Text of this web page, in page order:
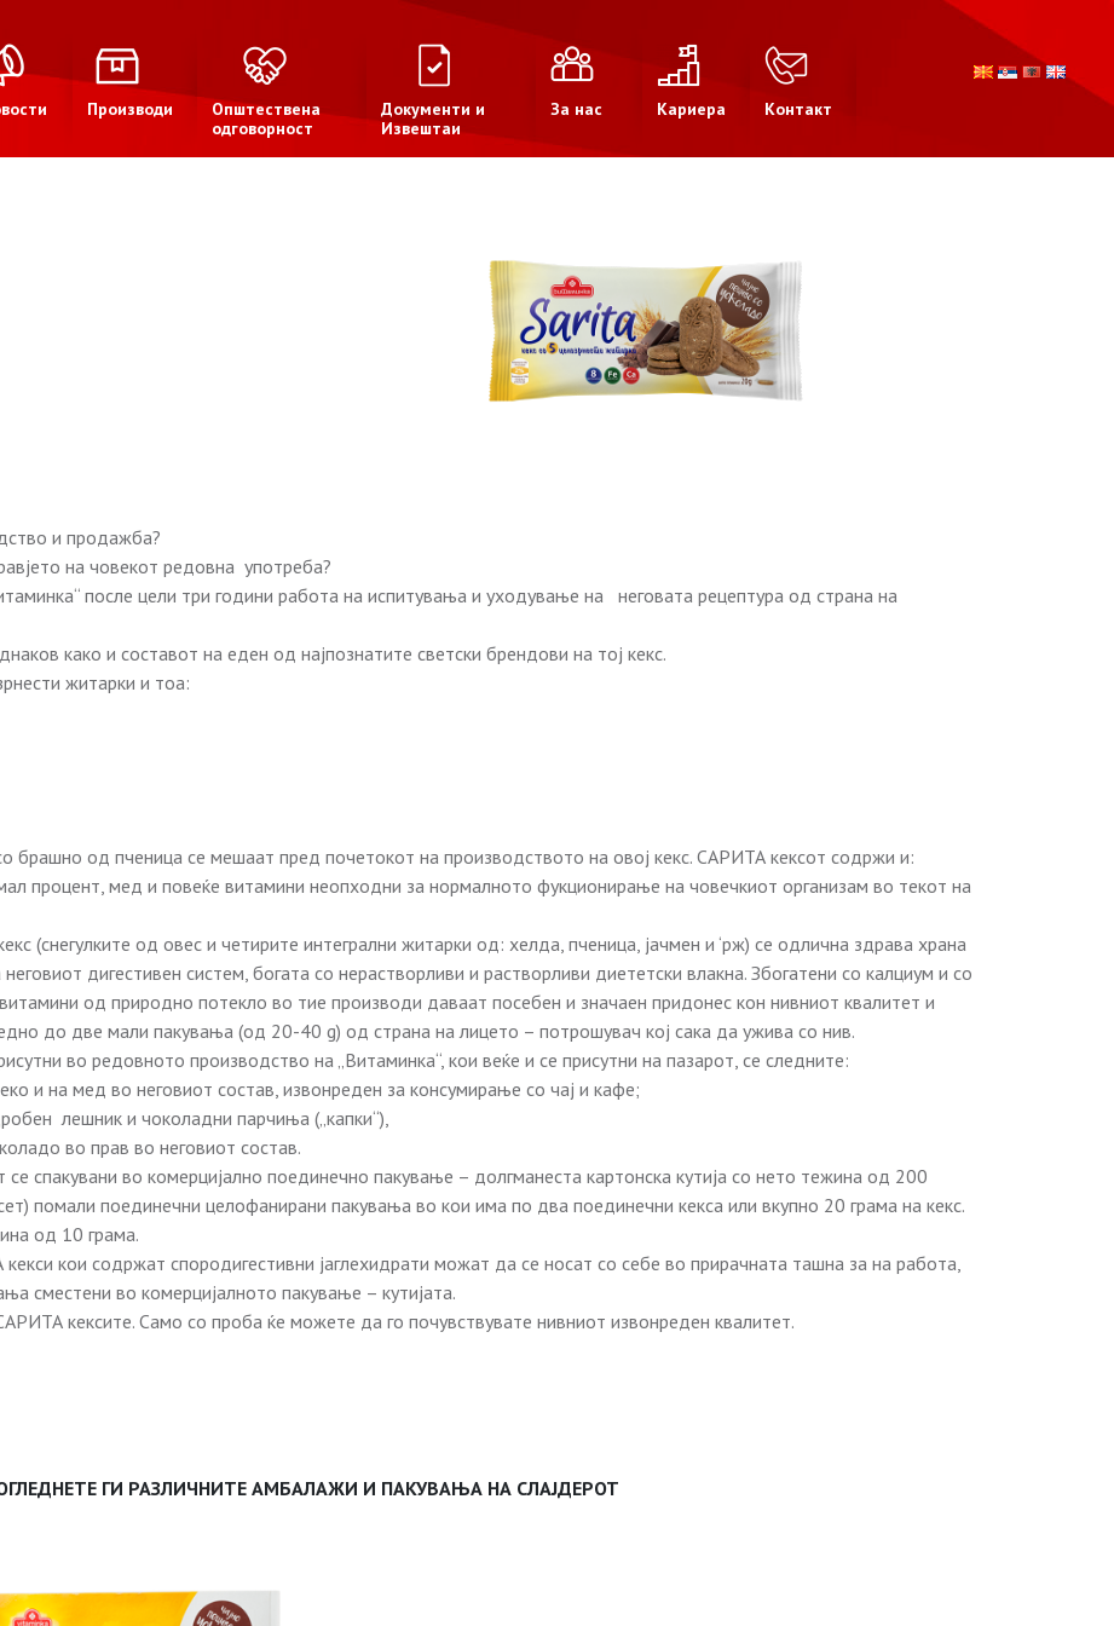
Производи
Општествена
одговорност
Документи и
Извештаи
За нас Кариера Контакт
и продажба?
на човекот редовна употреба?
после цели три години работа на испитувања и уходување на неговата рецептура од страна на
како и составот на еден од најпознатите светски брендови на тој кекс.
житарки и тоа:
брашно од пченица се мешаат пред почетокот на производството на овој кекс. САРИТА кексот содржи и:
процент, мед и повеќе витамини неопходни за нормалното фукционирање на човечкиот организам во текот на
(снегулките од овес и четирите интегрални житарки од: хелда, пченица, јачмен и ‘рж) се одлична здрава храна
дигестивен систем, богата со нерастворливи и растворливи диететски влакна. Збогатени со калциум и со
од природно потекло во тие производи даваат посебен и значаен придонес кон нивниот квалитет и
до две мали пакувања (од 20-40 g) од страна на лицето – потрошувач кој сака да ужива со нив.
во редовното производство на „Витаминка“, кои веќе и се присутни на пазарот, се следните:
и на мед во неговиот состав, извонреден за консумирање со чај и кафе;
лешник и чоколадни парчиња („капки“),
во прав во неговиот состав.
спакувани во комерцијално поединечно пакување – долгманеста картонска кутија со нето тежина од 200
помали поединечни целофанирани пакувања во кои има по два поединечни кекса или вкупно 20 грама на кекс.
од 10 грама.
кои содржат спородигестивни јаглехидрати можат да се носат со себе во прирачната ташна за на работа,
сместени во комерцијалното пакување – кутијата.
кексите. Само со проба ќе можете да го почувствувате нивниот извонреден квалитет.
ГИ РАЗЛИЧНИТЕ АМБАЛАЖИ И ПАКУВАЊА НА СЛАЈДЕРОТ